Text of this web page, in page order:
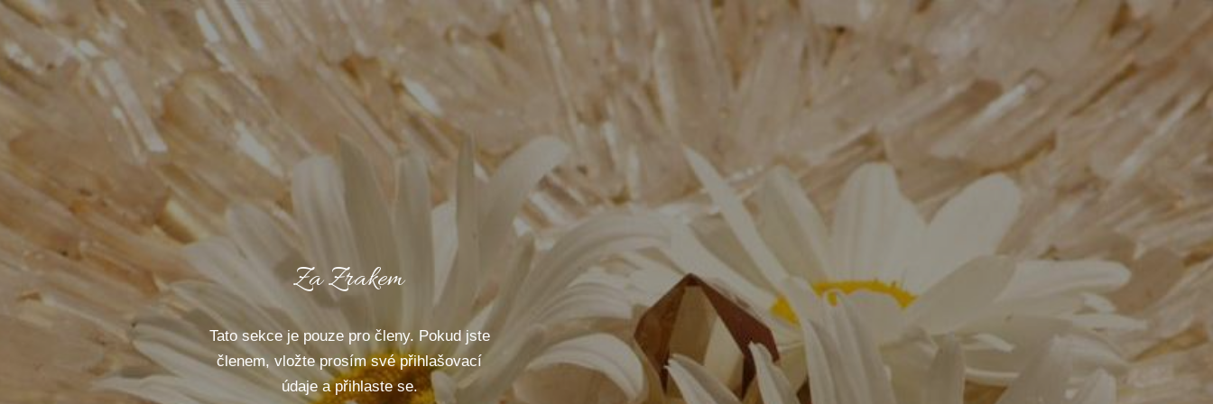
Za Zrakem
Tato sekce je pouze pro členy. Pokud jste
členem, vložte prosím své přihlašovací
údaje a přihlaste se.